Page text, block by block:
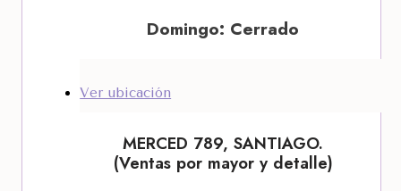
Domingo: Cerrado
Ver ubicación
MERCED 789, SANTIAGO.
(Ventas por mayor y detalle)